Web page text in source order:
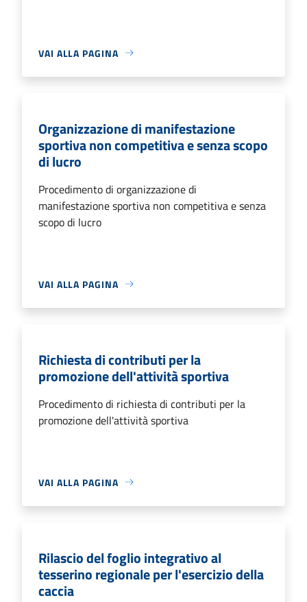
VAI ALLA PAGINA
Organizzazione di manifestazione
sportiva non competitiva e senza scopo
di lucro
Procedimento di organizzazione di
manifestazione sportiva non competitiva e senza
scopo di lucro
VAI ALLA PAGINA
Richiesta di contributi per la
promozione dell'attività sportiva
Procedimento di richiesta di contributi per la
promozione dell'attività sportiva
VAI ALLA PAGINA
Rilascio del foglio integrativo al
tesserino regionale per l'esercizio della
caccia